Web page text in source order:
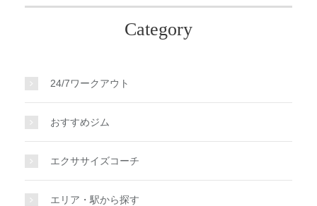
Category
24/7ワークアウト
おすすめジム
エクササイズコーチ
エリア・駅から探す